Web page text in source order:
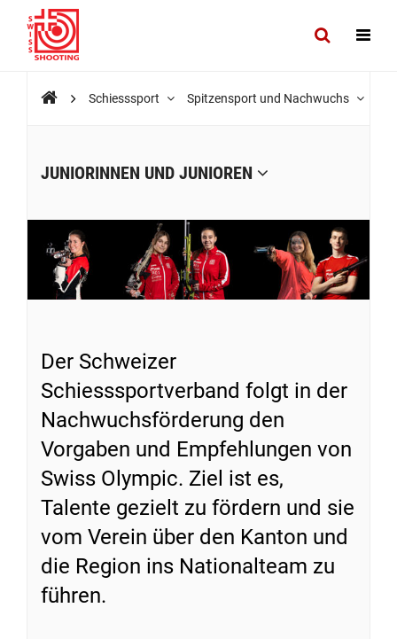
Schiesssport Spitzensport und Nachwuchs
JUNIORINNEN UND JUNIOREN
Der Schweizer
Schiesssportverband folgt in der
Nachwuchsförderung den
Vorgaben und Empfehlungen von
Swiss Olympic. Ziel ist es,
Talente gezielt zu fördern und sie
vom Verein über den Kanton und
die Region ins Nationalteam zu
führen.